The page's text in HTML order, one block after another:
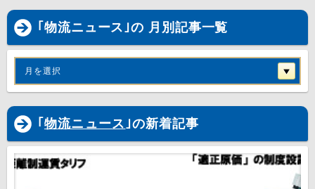
｢物流ニュース｣の 月別記事一覧
月を選択
｢ 物流ニュース｣の新着記事